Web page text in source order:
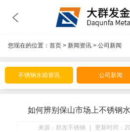
您现在的位置： 首页> 新闻资讯> 公司新闻
不锈钢水箱资讯 公司新闻
如何辨别保山市场上不锈钢
来源：群发不锈钢 更新时间：